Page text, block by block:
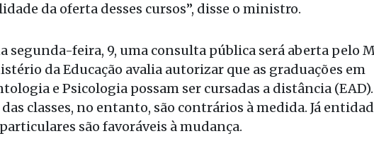
da oferta desses cursos”, disse o ministro.
segunda-feira, 9, uma consulta pública será aberta pelo
da Educação avalia autorizar que as graduações em
e Psicologia possam ser cursadas a distância (EAD).
classes, no entanto, são contrários à medida. Já
são favoráveis à mudança.